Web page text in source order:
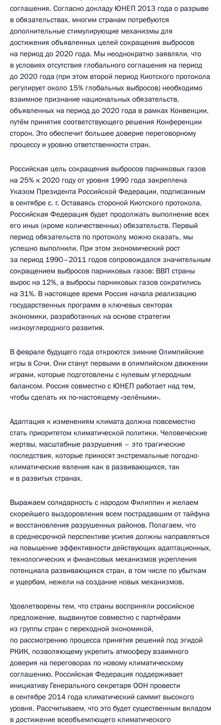
соглашения. Согласно докладу ЮНЕП 2013 года о разрыве
в обязательствах, многим странам потребуются
дополнительные стимулирующие механизмы для
достижения объявленных целей сокращения выбросов
на период до 2020 года. Мы неоднократно заявляли, что
в условиях отсутствия глобального соглашения на период
до 2020 года (при этом второй период Киотского протокола
регулирует около 15% глобальных выбросов) необходимо
взаимное признание национальных обязательств,
объявленных на период до 2020 года в рамках Конвенции,
путём принятия соответствующего решения Конференции
сторон. Это обеспечит большее доверие переговорному
процессу и уровню ответственности стран.
Российская цель сокращения выбросов парниковых газов
на 25% к 2020 году от уровня 1990 года закреплена
Указом Президента Российской Федерации, подписанным
в сентябре с. г. Оставаясь стороной Киотского протокола,
Российская Федерация будет продолжать выполнение всех
его иных (кроме количественных) обязательств. Первый
период обязательств по протоколу, можно сказать, мы
успешно выполнили. При этом экономический рост
за период 1990–2011 годов сопровождался значительным
сокращением выбросов парниковых газов: ВВП страны
вырос на 12%, а выбросы парниковых газов сократились
на 31%. В настоящее время Россия начала реализацию
государственных программ в ключевых секторах
экономики, разработанных на основе стратегии
низкоуглеродного развития.
В феврале будущего года откроются зимние Олимпийские
игры в Сочи. Они станут первыми в олимпийском движении
играми, которые подготовлены с нулевым углеродным
балансом. Россия совместно с ЮНЕП работает над тем,
чтобы сделать их по‑настоящему «зелёными».
Адаптация к изменениям климата должна повсеместно
стать приоритетом климатической политики. Человеческие
жертвы, масштабные разрушения – это трагические
последствия, которые приносят экстремальные погодно-
климатические явления как в развивающихся, так
и в развитых странах.
Выражаем солидарность с народом Филиппин и желаем
скорейшего выздоровления всем пострадавшим от тайфуна
и восстановления разрушенных районов. Полагаем, что
в среднесрочной перспективе усилия должны направляться
на повышение эффективности действующих адаптационных,
технологических и финансовых механизмов укрепления
потенциала развивающихся стран, в том числе по убыткам
и ущербам, нежели на создание новых механизмов.
Удовлетворены тем, что страны восприняли российское
предложение, выдвинутое совместно с партнёрами
из группы стран с переходной экономикой,
по рассмотрению процесса принятия решений под эгидой
РКИК, позволяющему укрепить атмосферу взаимного
доверия на переговорах по новому климатическому
соглашению. Российская Федерация поддерживает
инициативу Генерального секретаря ООН провести
в сентябре 2014 года климатический саммит высокого
уровня. Рассчитываем, что это будет существенным вкладом
в достижение всеобъемлющего климатического